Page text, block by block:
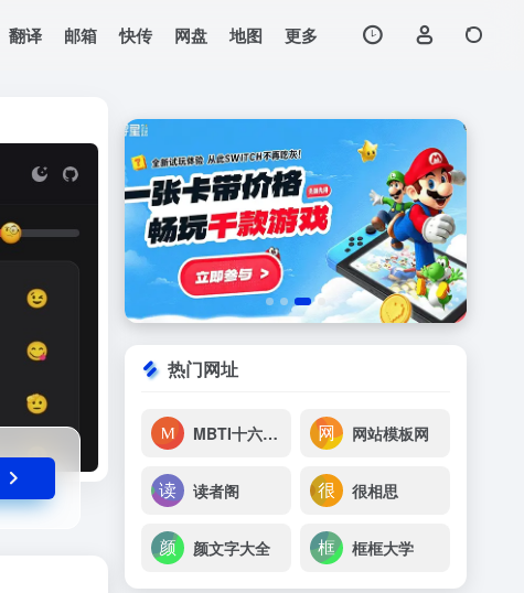
翻译 邮箱 快传 网盘 地图 更多
热门网址
MBTI十六型人格测试 网站模板网
读者阁 很相思
颜文字大全 框框大学